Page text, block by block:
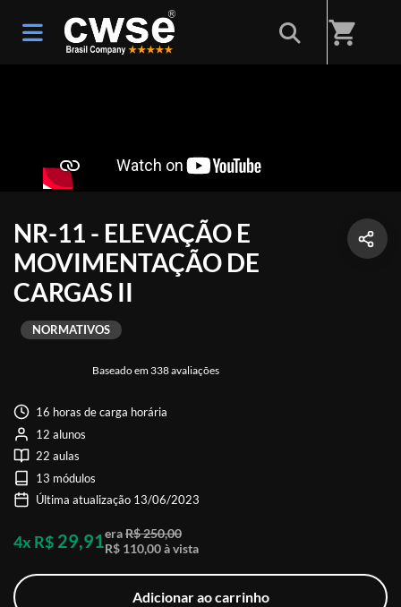
shopping_cart
NR-11 - ELEVAÇÃO E
MOVIMENTAÇÃO DE
CARGAS II
Baseado em 338 avaliações
NORMATIVOS
16 horas de carga horária
12 alunos
22 aulas
13 módulos
Última atualização 13/06/2023
4x R$ 29,91eraR$ 250,00
R$ 110,00 à vista
Adicionar ao carrinho